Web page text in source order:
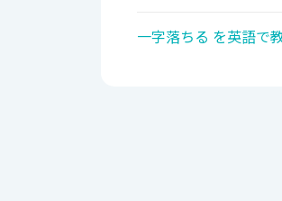
一字落ちる を英語で